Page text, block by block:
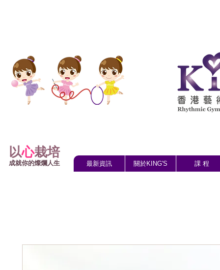
以心栽培
成就你的燦爛人生 最新資訊 關於KING'S 課 程